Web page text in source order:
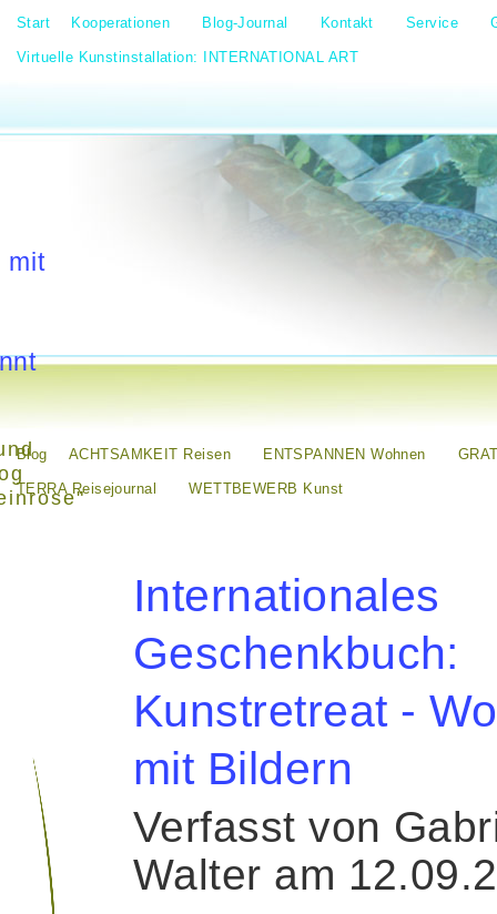
Start Kooperationen Blog-Journal Kontakt Service
Virtuelle Kunstinstallation: INTERNATIONAL ART
mit
Blog ACHTSAMKEIT Reisen ENTSPANNEN Wohnen
TERRA Reisejournal WETTBEWERB Kunst
Internationales
Geschenkbuch:
Kunstretreat -
mit Bildern
Verfasst von
Walter am